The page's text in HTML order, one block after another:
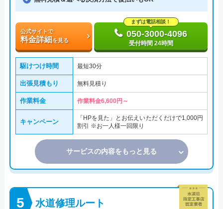
公式サイトで
料金詳細を見る
まずは電話相談！
050-3000-4096
受付時間 24時間
駆けつけ時間 最短30分
出張見積もり 無料見積り
作業料金 作業料金6,600円～
キャンペーン
「HPを見た」とお伝えいただくだけで1,000円
割引 ※お一人様一回限り
サービスの内容をもっと見る
水道修理ルート